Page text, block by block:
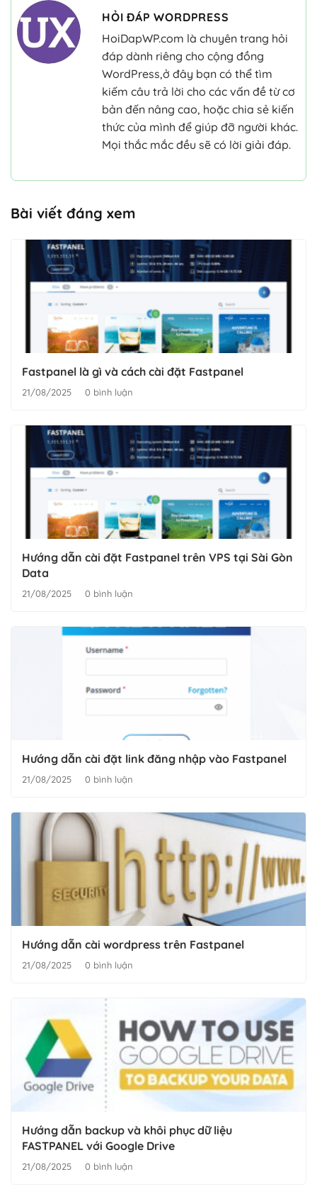
HỎI ĐÁP WORDPRESS
HoiDapWP.com là chuyên trang hỏi
đáp dành riêng cho cộng đồng
WordPress,ở đây bạn có thể tìm
kiếm câu trả lời cho các vấn đề từ cơ
bản đến nâng cao, hoặc chia sẻ kiến
thức của mình để giúp đỡ người khác.
Mọi thắc mắc đều sẽ có lời giải đáp.
Bài viết đáng xem
Fastpanel là gì và cách cài đặt Fastpanel
21/08/2025 0 bình luận
Hướng dẫn cài đặt Fastpanel trên VPS tại Sài Gòn
Data
21/08/2025 0 bình luận
Hướng dẫn cài đặt link đăng nhập vào Fastpanel
21/08/2025 0 bình luận
Hướng dẫn cài wordpress trên Fastpanel
21/08/2025 0 bình luận
Hướng dẫn backup và khôi phục dữ liệu
FASTPANEL với Google Drive
21/08/2025 0 bình luận